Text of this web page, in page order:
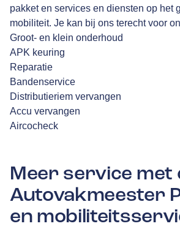
pakket en services en diensten op het
mobiliteit. Je kan bij ons terecht voor
Groot- en klein onderhoud
APK keuring
Reparatie
Bandenservice
Distributieriem vervangen
Accu vervangen
Aircocheck
Meer service met
Autovakmeester
en